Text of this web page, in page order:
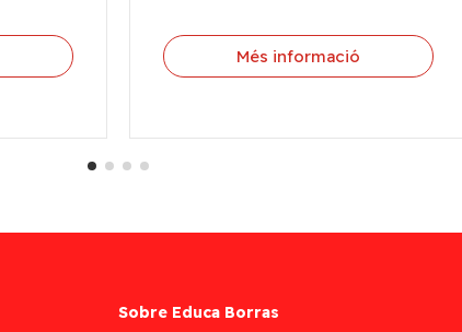
Més informació
Sobre Educa Borras